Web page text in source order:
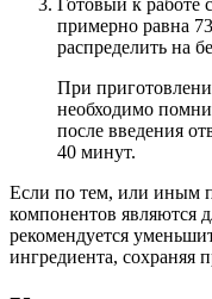
примерно равна
распределить на
При
необходимо
после введения
40 минут.
Если по тем, или иным
компонентов являются
рекомендуется
ингредиента, сохраняя